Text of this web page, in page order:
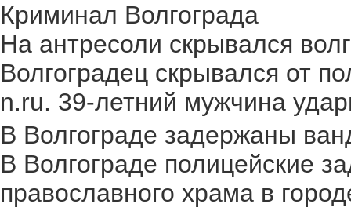
Криминал Волгограда
На антресоли скрывался
Волгоградец скрывался от
n.ru. 39-летний мужчина
В Волгограде задержаны
В Волгограде полицейские
православного храма в